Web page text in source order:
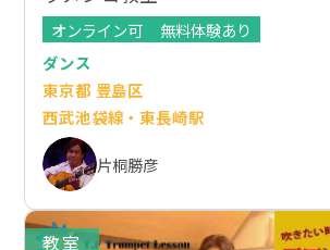
オンライン可
無料体験あり
ダンス
東京都 豊島区
西武池袋線・東長崎駅
片桐勝彦
教室